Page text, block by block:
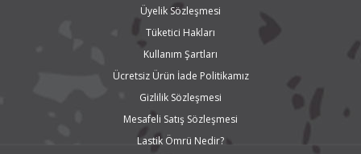
Üyelik Sözleşmesi
Tüketici Hakları
Kullanım Şartları
Ücretsiz Ürün İade Politikamız
Gizlilik Sözleşmesi
Mesafeli Satış Sözleşmesi
Lastik Ömrü Nedir?